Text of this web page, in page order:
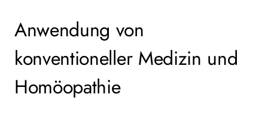
Anwendung von
konventioneller Medizin und
Homöopathie